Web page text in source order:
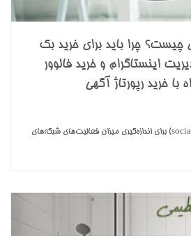
چرا باید برای خرید بک
اینستاگرام و خرید فالوور
خرید رپورتاژ آگهی
خرید سوشیال سیگنال (social signal) برای اندازه‌گیری میزان فعالیت‌های شبکه‌های